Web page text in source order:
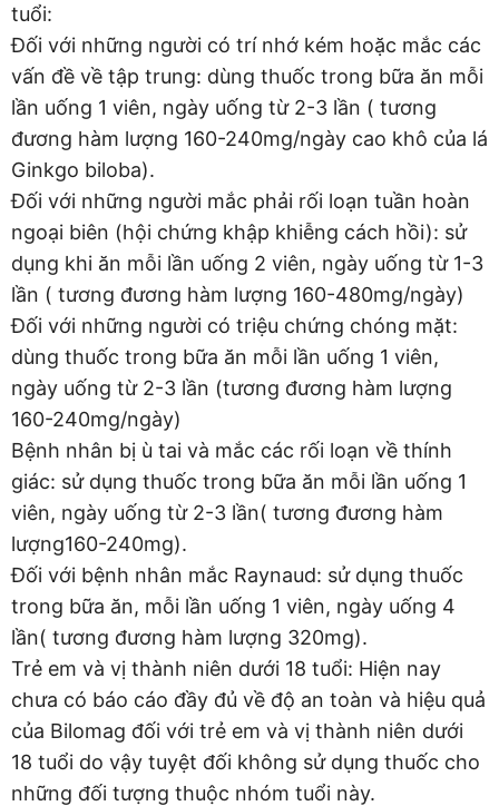
tuổi:
Đối với những người có trí nhớ kém hoặc mắc các
vấn đề về tập trung: dùng thuốc trong bữa ăn mỗi
lần uống 1 viên, ngày uống từ 2-3 lần ( tương
đương hàm lượng 160-240mg/ngày cao khô của lá
Ginkgo biloba).
Đối với những người mắc phải rối loạn tuần hoàn
ngoại biên (hội chứng khập khiễng cách hồi): sử
dụng khi ăn mỗi lần uống 2 viên, ngày uống từ 1-3
lần ( tương đương hàm lượng 160-480mg/ngày)
Đối với những người có triệu chứng chóng mặt:
dùng thuốc trong bữa ăn mỗi lần uống 1 viên,
ngày uống từ 2-3 lần (tương đương hàm lượng
160-240mg/ngày)
Bệnh nhân bị ù tai và mắc các rối loạn về thính
giác: sử dụng thuốc trong bữa ăn mỗi lần uống 1
viên, ngày uống từ 2-3 lần( tương đương hàm
lượng160-240mg).
Đối với bệnh nhân mắc Raynaud: sử dụng thuốc
trong bữa ăn, mỗi lần uống 1 viên, ngày uống 4
lần( tương đương hàm lượng 320mg).
Trẻ em và vị thành niên dưới 18 tuổi: Hiện nay
chưa có báo cáo đầy đủ về độ an toàn và hiệu quả
của Bilomag đối với trẻ em và vị thành niên dưới
18 tuổi do vậy tuyệt đối không sử dụng thuốc cho
những đối tượng thuộc nhóm tuổi này.